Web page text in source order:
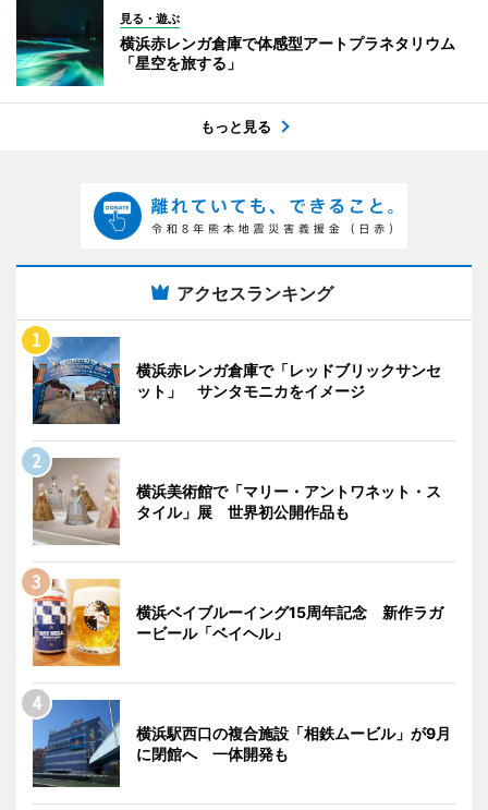
見る・遊ぶ
横浜赤レンガ倉庫で体感型アートプラネタリウム
「星空を旅する」
もっと見る
アクセスランキング
横浜赤レンガ倉庫で「レッドブリックサンセ
ット」 サンタモニカをイメージ
横浜美術館で「マリー・アントワネット・ス
タイル」展 世界初公開作品も
横浜ベイブルーイング15周年記念 新作ラガ
ービール「ベイヘル」
横浜駅西口の複合施設「相鉄ムービル」が9月
に閉館へ 一体開発も